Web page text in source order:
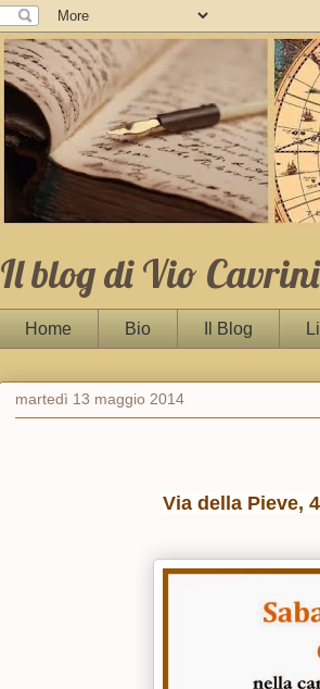
Il blog di Vio Cavrini
Home Bio Il Blog
martedì 13 maggio 2014
Via della Pieve,